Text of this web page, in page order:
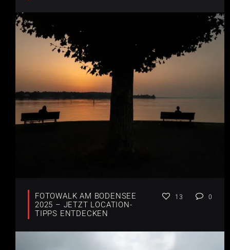
FOTOWALK AM BODENSEE
2025 – JETZT LOCATION-
TIPPS ENTDECKEN
13 0